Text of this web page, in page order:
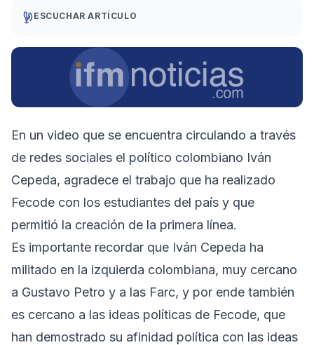
ESCUCHAR ARTÍCULO
En un video que se encuentra circulando a través
de redes sociales el político colombiano Iván
Cepeda, agradece el trabajo que ha realizado
Fecode con los estudiantes del país y que
permitió la creación de la primera línea.
Es importante recordar que Iván Cepeda ha
militado en la izquierda colombiana, muy cercano
a Gustavo Petro y a las Farc, y por ende también
es cercano a las ideas políticas de Fecode, que
han demostrado su afinidad política con las ideas